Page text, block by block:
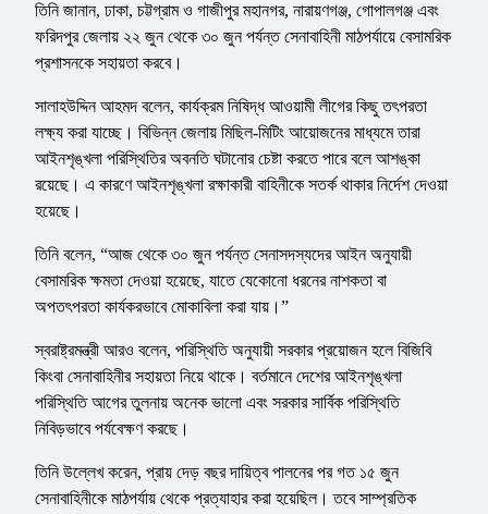
তিনি জানান, ঢাকা, চট্টগ্রাম ও গাজীপুর মহানগর, নারায়ণগঞ্জ, গোপালগঞ্জ এবং
ফরিদপুর জেলায় ২২ জুন থেকে ৩০ জুন পর্যন্ত সেনাবাহিনী মাঠপর্যায়ে বেসামরিক
প্রশাসনকে সহায়তা করবে।
সালাহউদ্দিন আহমদ বলেন, কার্যক্রম নিষিদ্ধ আওয়ামী লীগের কিছু তৎপরতা
লক্ষ্য করা যাচ্ছে। বিভিন্ন জেলায় মিছিল-মিটিং আয়োজনের মাধ্যমে তারা
আইনশৃঙ্খলা পরিস্থিতির অবনতি ঘটানোর চেষ্টা করতে পারে বলে আশঙ্কা
রয়েছে। এ কারণে আইনশৃঙ্খলা রক্ষাকারী বাহিনীকে সতর্ক থাকার নির্দেশ দেওয়া
হয়েছে।
তিনি বলেন, “আজ থেকে ৩০ জুন পর্যন্ত সেনাসদস্যদের আইন অনুযায়ী
বেসামরিক ক্ষমতা দেওয়া হয়েছে, যাতে যেকোনো ধরনের নাশকতা বা
অপতৎপরতা কার্যকরভাবে মোকাবিলা করা যায়।”
স্বরাষ্ট্রমন্ত্রী আরও বলেন, পরিস্থিতি অনুযায়ী সরকার প্রয়োজন হলে বিজিবি
কিংবা সেনাবাহিনীর সহায়তা নিয়ে থাকে। বর্তমানে দেশের আইনশৃঙ্খলা
পরিস্থিতি আগের তুলনায় অনেক ভালো এবং সরকার সার্বিক পরিস্থিতি
নিবিড়ভাবে পর্যবেক্ষণ করছে।
তিনি উল্লেখ করেন, প্রায় দেড় বছর দায়িত্ব পালনের পর গত ১৫ জুন
সেনাবাহিনীকে মাঠপর্যায় থেকে প্রত্যাহার করা হয়েছিল। তবে সাম্প্রতিক